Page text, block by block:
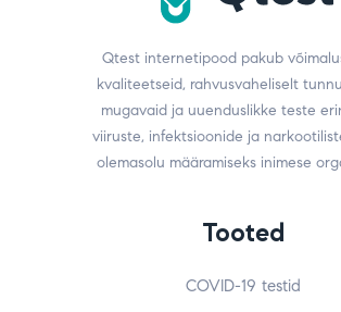
Qtest internetipood pakub
kvaliteetseid, rahvusvaheliselt
mugavaid ja uuenduslikke teste
viiruste, infektsioonide ja
olemasolu määramiseks inimese
Tooted
COVID-19 testid